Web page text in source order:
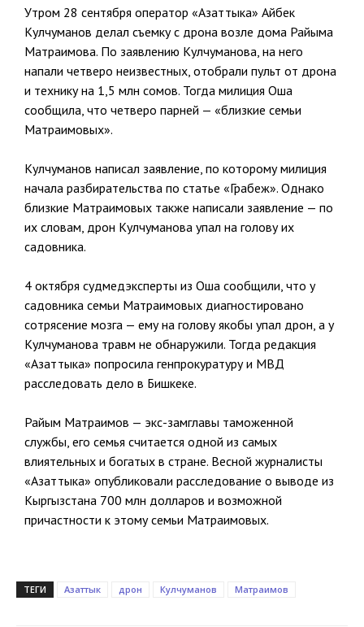
Утром 28 сентября оператор «Азаттыка» Айбек
Кулчуманов делал съемку с дрона возле дома Райыма
Матраимова. По заявлению Кулчуманова, на него
напали четверо неизвестных, отобрали пульт от дрона
и технику на 1,5 млн сомов. Тогда милиция Оша
сообщила, что четверо парней — «близкие семьи
Матраимовых».
Кулчуманов написал заявление, по которому милиция
начала разбирательства по статье «Грабеж». Однако
близкие Матраимовых также написали заявление — по
их словам, дрон Кулчуманова упал на голову их
садовника.
4 октября судмедэксперты из Оша сообщили, что у
садовника семьи Матраимовых диагностировано
сотрясение мозга — ему на голову якобы упал дрон, а у
Кулчуманова травм не обнаружили. Тогда редакция
«Азаттыка» попросила генпрокуратуру и МВД
расследовать дело в Бишкеке.
Райым Матраимов — экс-замглавы таможенной
службы, его семья считается одной из самых
влиятельных и богатых в стране. Весной журналисты
«Азаттыка» опубликовали расследование о выводе из
Кыргызстана 700 млн долларов и возможной
причастности к этому семьи Матраимовых.
ТЕГИ Азаттык дрон Кулчуманов Матраимов